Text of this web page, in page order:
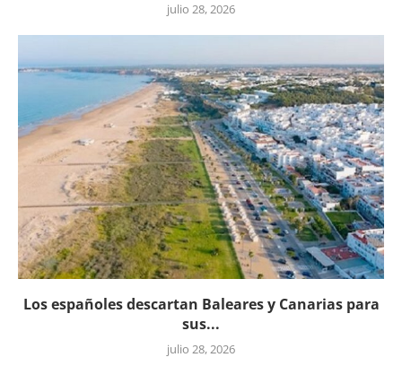
julio 28, 2026
Los españoles descartan Baleares y Canarias para
sus...
julio 28, 2026